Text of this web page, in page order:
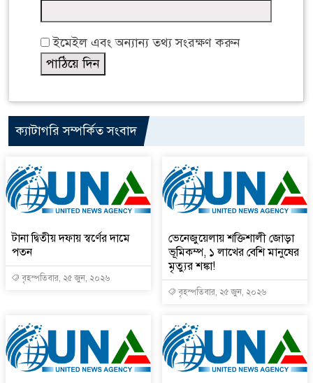
ইমেইল এবং অন্যান্য তথ্য সংরক্ষণ করুন
ক্যাটাগরি সম্পর্কিত সংবাদ
টানা দ্বিতীয় দফায় স্বর্ণের দামে
পতন
বৃহস্পতিবার, ২৫ জুন, ২০২৬
ভেনেজুয়েলায় শক্তিশালী জোড়া
ভূমিকম্প, ১ লাখের বেশি মানুষের
মৃত্যুর শঙ্কা!
বৃহস্পতিবার, ২৫ জুন, ২০২৬